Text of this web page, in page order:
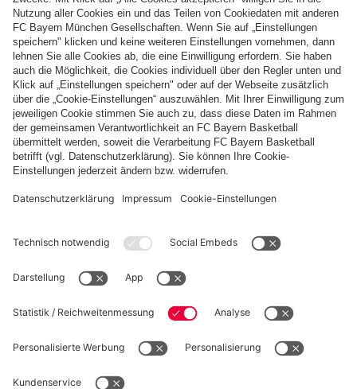
Die Betreiber dieser Website übernehmen keine Haftung für den
Inhalt externer Links.
Diesen Artikel teilen
PARTNER